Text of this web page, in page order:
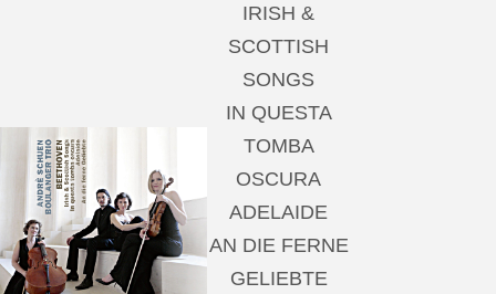
IRISH &
SCOTTISH
SONGS
IN QUESTA
TOMBA
OSCURA
ADELAIDE
AN DIE FERNE
GELIEBTE